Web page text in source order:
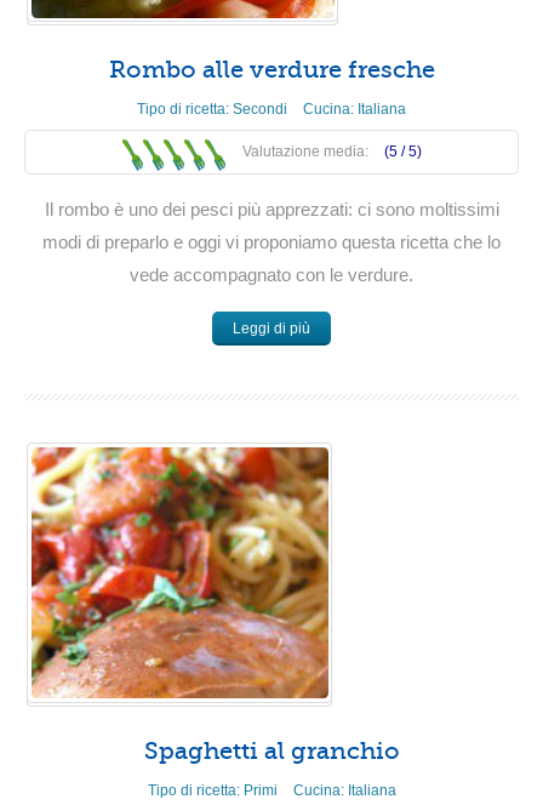
Rombo alle verdure fresche
Tipo di ricetta: Secondi Cucina: Italiana
Valutazione media: (5 /5)
Il rombo è uno dei pesci più apprezzati: ci sono moltissimi
modi di preparlo e oggi vi proponiamo questa ricetta che lo
vede accompagnato con le verdure.
Leggi di più
Spaghetti al granchio
Tipo di ricetta: Primi Cucina: Italiana